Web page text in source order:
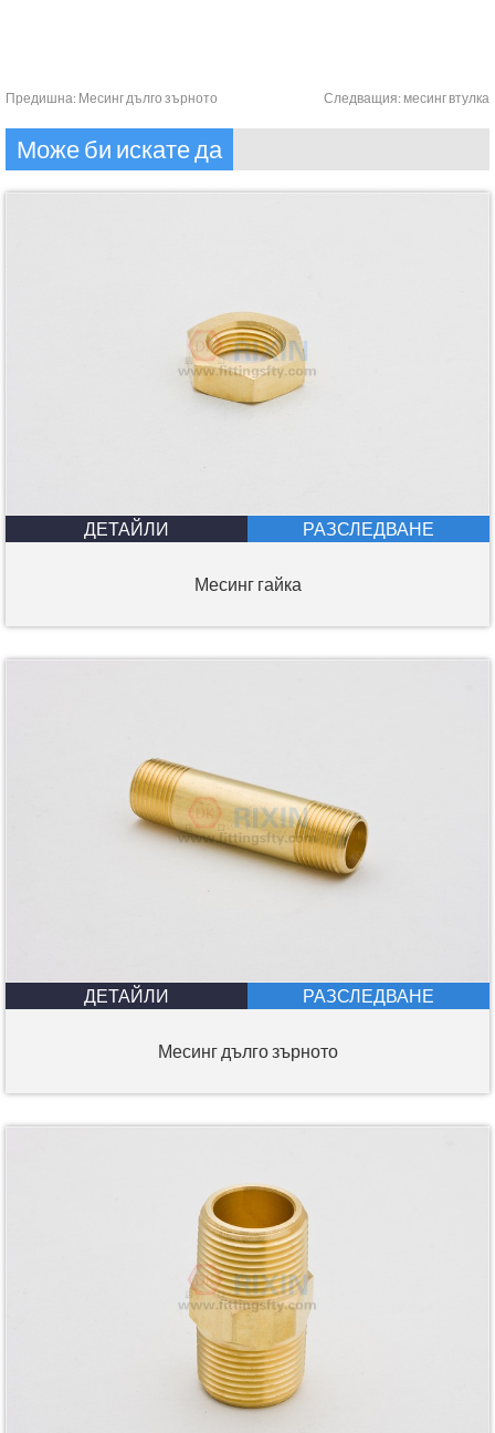
Предишна: Месинг дълго зърното Следващия: месинг втулка
Може би искате да
ДЕТАЙЛИ РАЗСЛЕДВАНЕ
Месинг гайка
ДЕТАЙЛИ РАЗСЛЕДВАНЕ
Месинг дълго зърното